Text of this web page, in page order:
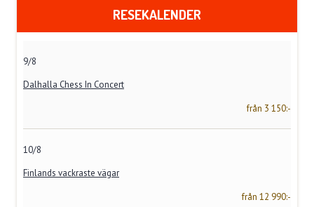
RESEKALENDER
9/8
Dalhalla Chess In Concert
från 3 150:-
10/8
Finlands vackraste vägar
från 12 990:-